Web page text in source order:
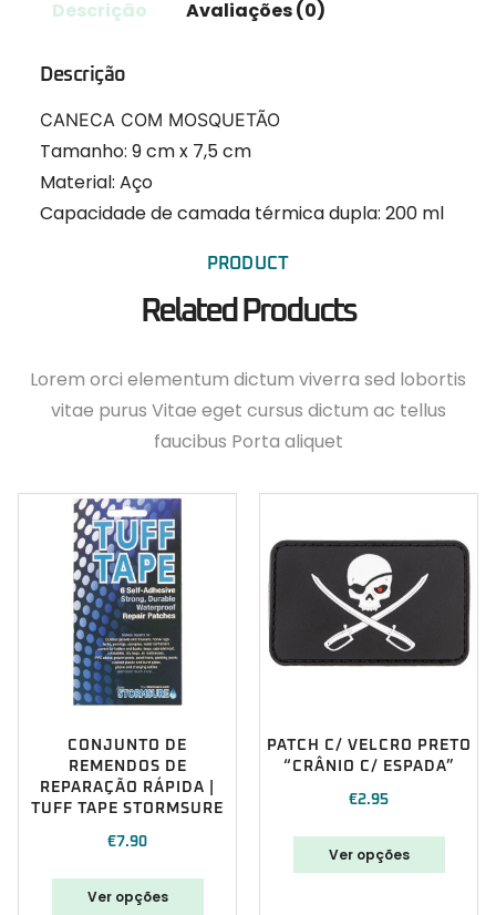
Descrição Avaliações (0)
Descrição
CANECA COM MOSQUETÃO
Tamanho: 9 cm x 7,5 cm
Material: Aço
Capacidade de camada térmica dupla: 200 ml
PRODUCT
Related Products
Lorem orci elementum dictum viverra sed lobortis
vitae purus Vitae eget cursus dictum ac tellus
faucibus Porta aliquet
CONJUNTO DE
REMENDOS DE
REPARAÇÃO RÁPIDA |
TUFF TAPE STORMSURE
€7.90
Ver opções
PATCH C/ VELCRO PRETO
“CRÂNIO C/ ESPADA”
€2.95
Ver opções